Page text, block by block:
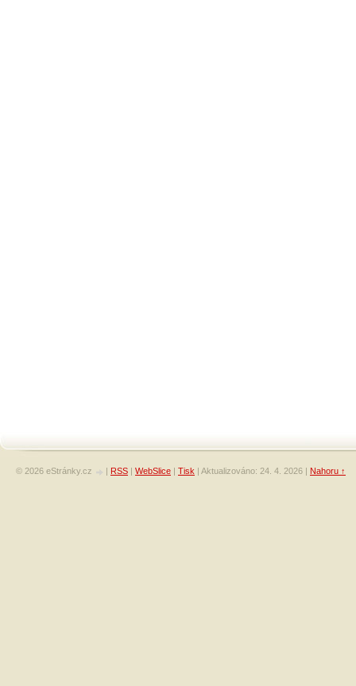
© 2026 eStránky.cz | RSS | WebSlice | Tisk | Aktualizováno: 24. 4. 2026 | Nahoru ↑